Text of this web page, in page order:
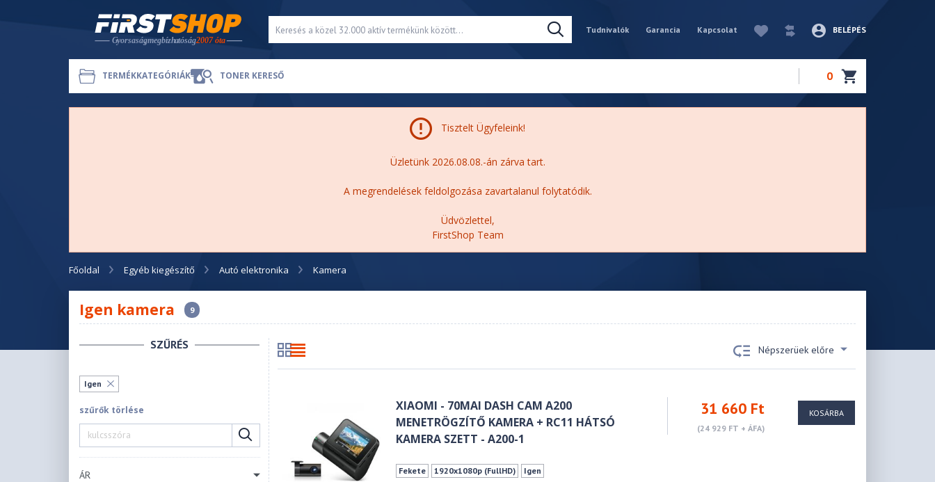
Tudnivalók Garancia Kapcsolat BELÉPÉS
TERMÉKKATEGÓRIÁK TONER KERESŐ 0
Tisztelt Ügyfeleink!
Üzletünk 2026.08.08.-án zárva tart.
A megrendelések feldolgozása zavartalanul folytatódik.
Üdvözlettel,
FirstShop Team
Főoldal Egyéb kiegészítő Autó elektronika Kamera
Igen kamera 9
SZŰRÉS
Igen
szűrők törlése
ÁR
Népszerüek előre
XIAOMI - 70MAI DASH CAM A200
MENETRÖGZÍTŐ KAMERA + RC11 HÁTSÓ
KAMERA SZETT - A200-1
31 660 Ft
(24 929 FT + ÁFA)
Fekete 1920x1080p (FullHD) Igen
KOSÁRBA